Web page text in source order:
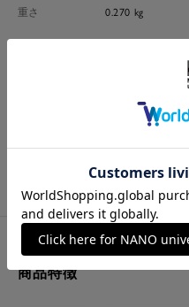
重さ 0.270 kg
バングラデシュ製
商品特徴